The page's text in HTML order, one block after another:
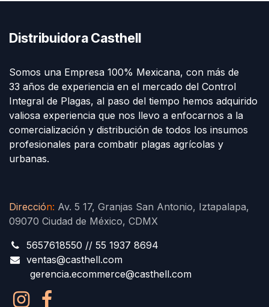
Distribuidora Casthell
Somos una Empresa 100% Mexicana, con más de
33 años de experiencia en el mercado del Control
Integral de Plagas, al paso del tiempo hemos adquirido
valiosa experiencia que nos llevo a enfocarnos a la
comercialización y distribución de todos los insumos
profesionales para combatir plagas agrícolas y
urbanas.
Dirección: Av. 5 17, Granjas San Antonio, Iztapalapa,
09070 Ciudad de México, CDMX
5657618550 // 55 1937 8694
ventas@casthell.com
gerencia.ecommerce@casthell.com